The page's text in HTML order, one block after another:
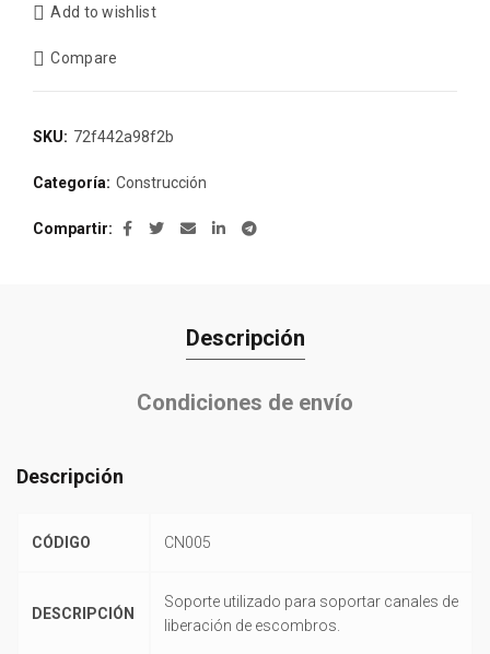
Add to wishlist
Compare
SKU: 72f442a98f2b
Categoría: Construcción
Compartir
Descripción
Condiciones de envío
Descripción
CÓDIGO CN005
DESCRIPCIÓN
Soporte utilizado para soportar canales de
liberación de escombros.